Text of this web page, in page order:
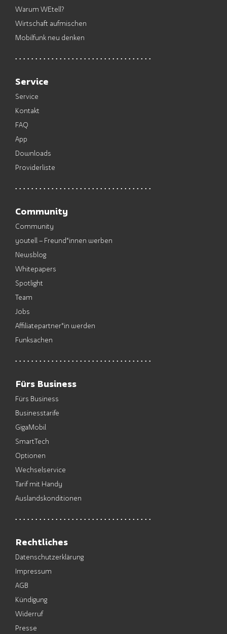
Warum WEtell?
Wirtschaft aufmischen
Mobilfunk neu denken
Service
Service
Kontakt
FAQ
App
Downloads
Providerliste
Community
Community
youtell – Freund*innen werben
Newsblog
Whitepapers
Spotlight
Team
Jobs
Affiliatepartner*in werden
Funksachen
Fürs Business
Fürs Business
Businesstarife
GigaMobil
SmartTech
Optionen
Wechselservice
Tarif mit Handy
Auslandskonditionen
Rechtliches
Datenschutzerklärung
Impressum
AGB
Kündigung
Widerruf
Presse